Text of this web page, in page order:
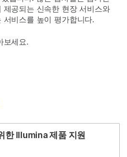
제공되는 신속한 현장 서비스와
비스를 높이 평가합니다.
보세요.
한 Illumina 제품 지원